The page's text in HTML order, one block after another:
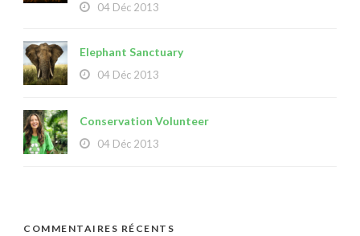
04 Déc 2013
Elephant Sanctuary
04 Déc 2013
Conservation Volunteer
04 Déc 2013
COMMENTAIRES RÉCENTS